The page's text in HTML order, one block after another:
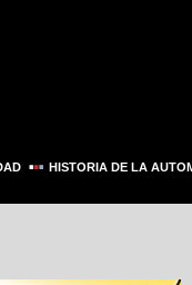
HISTORIA DE LA